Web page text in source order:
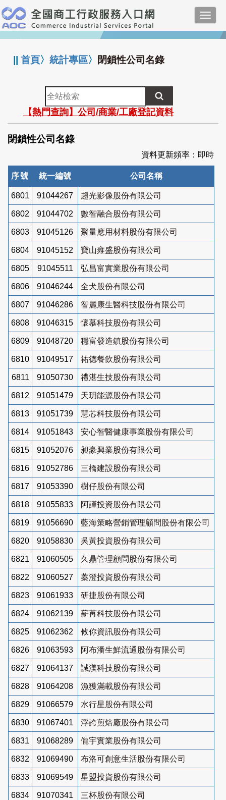
跳
到
主
要
:::
||首頁〉統計專區〉 閉鎖性公司名錄
全
站
檢
索
【熱門查詢】公司/商業/工廠登記資料
閉鎖性公司名錄
資料更新頻率：即時
序號 統一編號 公司名稱
6801 91044267 趨光影像股份有限公司
6802 91044702 數智融合股份有限公司
6803 91045126 聚量應用材料股份有限公司
6804 91045152 寶山雍盛股份有限公司
6805 91045511 弘昌富實業股份有限公司
6806 91046244 全犬股份有限公司
6807 91046286 智麗康生醫科技股份有限公司
6808 91046315 懷慕科技股份有限公司
6809 91048720 穩富發造鎮股份有限公司
6810 91049517 祐德餐飲股份有限公司
6811 91050730 禮湛生技股份有限公司
6812 91051479 天玥能源股份有限公司
6813 91051739 慧芯科技股份有限公司
6814 91051843 安心智醫健康事業股份有限公司
6815 91052076 昶豪興業股份有限公司
6816 91052786 三橋建設股份有限公司
6817 91053390 樹仔股份有限公司
6818 91055833 阿謹投資股份有限公司
6819 91056690 藍海策略營銷管理顧問股份有限公司
6820 91058830 吳黃投資股份有限公司
6821 91060505 久鼎管理顧問股份有限公司
6822 91060527 蓁澄投資股份有限公司
6823 91061933 研捷股份有限公司
6824 91062139 薪苒科技股份有限公司
6825 91062362 攸你資訊股份有限公司
6826 91063593 阿布潘生鮮流通股份有限公司
6827 91064137 誠渼科技股份有限公司
6828 91064208 漁獲滿載股份有限公司
6829 91066579 水行星股份有限公司
6830 91067401 浮誇煎焙廠股份有限公司
6831 91068289 儱宇實業股份有限公司
6832 91069490 布洛可創意生活股份有限公司
6833 91069549 星盟投資股份有限公司
6834 91070341 三杯股份有限公司